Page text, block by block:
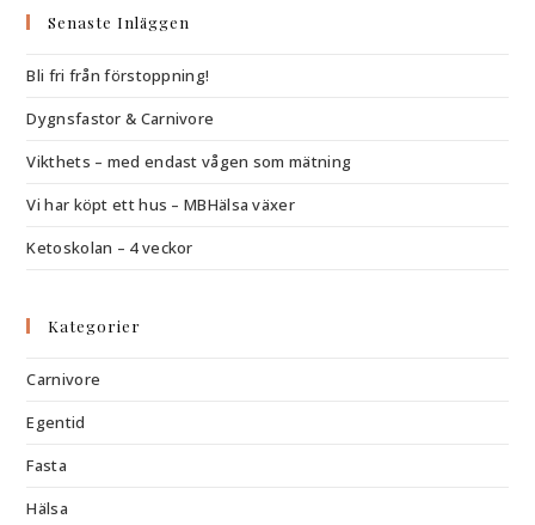
Senaste Inläggen
Bli fri från förstoppning!
Dygnsfastor & Carnivore
Vikthets – med endast vågen som mätning
Vi har köpt ett hus – MBHälsa växer
Ketoskolan – 4 veckor
Kategorier
Carnivore
Egentid
Fasta
Hälsa